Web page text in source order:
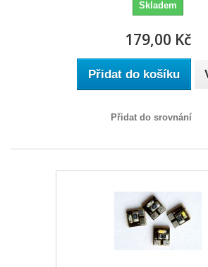
Skladem
179,00 Kč
Přidat do košíku
Přidat do srovnání